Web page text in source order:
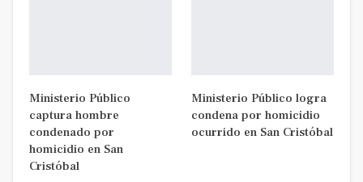
Ministerio Público
captura hombre
condenado por
homicidio en San
Cristóbal
Ministerio Público logra
condena por homicidio
ocurrido en San Cristóbal